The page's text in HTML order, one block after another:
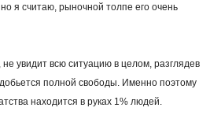
я считаю, рыночной толпе его очень
увидит всю ситуацию в целом, разглядев
полной свободы. Именно поэтому
находится в руках 1% людей.